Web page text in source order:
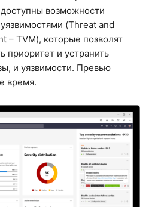
возможности
(Threat and
– TVM), которые позволят
приоритет и устранить
и уязвимости. Превью
время.